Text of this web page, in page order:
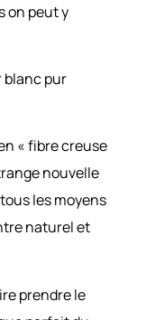
on peut y
blanc pur
« fibre creuse
nouvelle
les moyens
naturel et
prendre le